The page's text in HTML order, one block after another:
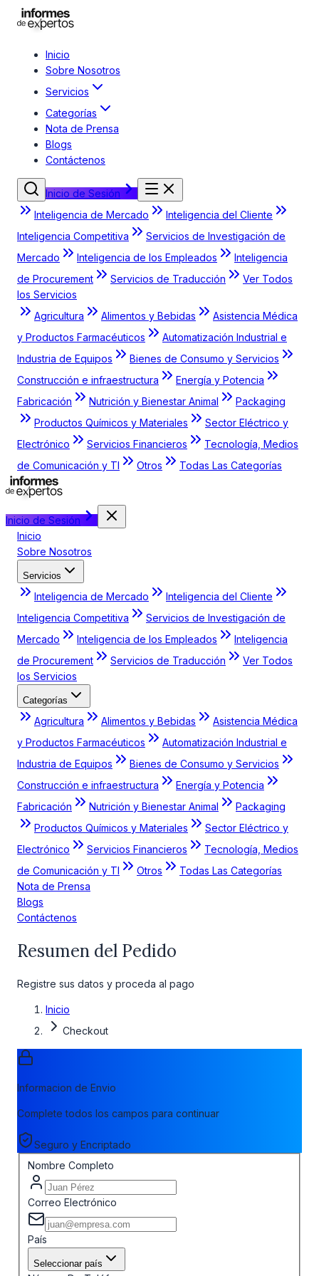
Inicio
Sobre Nosotros
Servicios
Categorías
Nota de Prensa
Blogs
Contáctenos
Inicio de Sesión
Inteligencia de Mercado
Inteligencia del Cliente
Inteligencia Competitiva
Servicios de Investigación de
Mercado
Inteligencia de los Empleados
Inteligencia
de Procurement
Servicios de Traducción
Ver Todos
los Servicios
Agricultura
Alimentos y Bebidas
Asistencia Médica
y Productos Farmacéuticos
Automatización Industrial e
Industria de Equipos
Bienes de Consumo y Servicios
Construcción e infraestructura
Energía y Potencia
Fabricación
Nutrición y Bienestar Animal
Packaging
Productos Químicos y Materiales
Sector Eléctrico y
Electrónico
Servicios Financieros
Tecnología, Medios
de Comunicación y TI
Otros Todas Las Categorías
Inicio de Sesión
Inicio
Sobre Nosotros
Servicios
Inteligencia de Mercado
Inteligencia del Cliente
Inteligencia Competitiva
Servicios de Investigación de
Mercado
Inteligencia de los Empleados
Inteligencia
de Procurement
Servicios de Traducción
Ver Todos
los Servicios
Categorías
Agricultura Alimentos y Bebidas
Asistencia Médica
y Productos Farmacéuticos
Automatización Industrial e
Industria de Equipos
Bienes de Consumo y Servicios
Construcción e infraestructura
Energía y Potencia
Fabricación
Nutrición y Bienestar Animal
Packaging
Productos Químicos y Materiales
Sector Eléctrico y
Electrónico
Servicios Financieros
Tecnología, Medios
de Comunicación y TI
Otros
Todas Las Categorías
Nota de Prensa
Blogs
Contáctenos
Resumen del Pedido
Registre sus datos y proceda al pago
Inicio
Checkout
Informacion de Envio
Complete todos los campos para continuar
Seguro y Encriptado
Nombre Completo
Correo Electrónico
País
Seleccionar país